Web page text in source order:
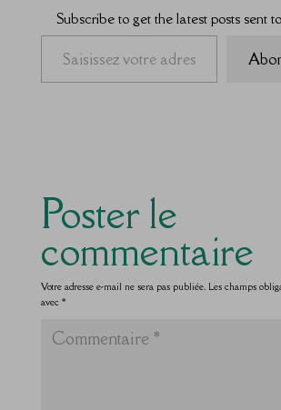
Subscribe to get the latest posts sent
Saisissez votre adresse e-mail…
Poster le
commentaire
Votre adresse e-mail ne sera pas publiée. Les champs
avec *